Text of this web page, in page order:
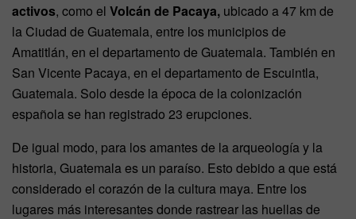
activos, como el Volcán de Pacaya, ubicado a 47 km de
la Ciudad de Guatemala, entre los municipios de
Amatitlán, en el departamento de Guatemala. También en
San Vicente Pacaya, en el departamento de Escuintla,
Guatemala. Solo desde la época de la colonización
española se han registrado 23 erupciones.
De igual modo, para los amantes de la arqueología y la
historia, Guatemala es un paraíso. Esto debido a que está
considerado el corazón de la cultura maya. Entre los
lugares más interesantes donde rastrear las huellas de